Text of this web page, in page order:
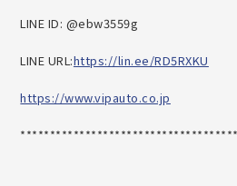
LINE ID: @ebw3559g
LINE URL:https://lin.ee/RD5RXKU
https://www.vipauto.co.jp
******************************